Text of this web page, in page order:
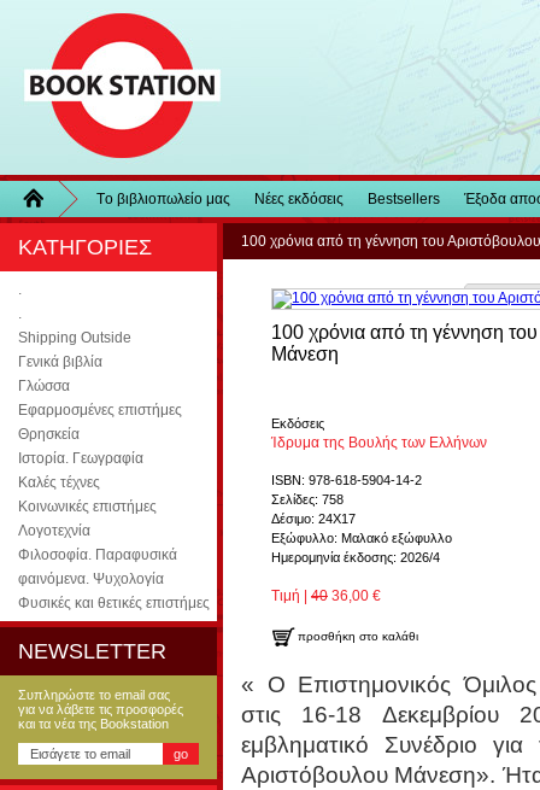
Τo βιβλιοπωλείo μας Νέες εκδόσεις Bestsellers Έξοδα
ΚΑΤΗΓΟΡΙΕΣ
.
.
Shipping Outside
Γενικά βιβλία
Γλώσσα
Εφαρμοσμένες επιστήμες
Θρησκεία
Ιστορία. Γεωγραφία
Καλές τέχνες
Κοινωνικές επιστήμες
Λογοτεχνία
Φιλοσοφία. Παραφυσικά
φαινόμενα. Ψυχολογία
Φυσικές και θετικές επιστήμες
NEWSLETTER
Συπληρώστε το email σας
για να λάβετε τις προσφορές
και τα νέα της Bookstation
100 χρόνια από τη γέννηση του
100 χρόνια από τη γέννηση
Μάνεση
Εκδόσεις
Ίδρυμα της Βουλής των Ελλήνων
ISBN: 978-618-5904-14-2
Σελίδες: 758
Δέσιμο: 24Χ17
Εξώφυλλο: Μαλακό εξώφυλλο
Ημερομηνία έκδοσης: 2026/4
Τιμή | 40 36,00 €
προσθήκη στο καλάθι
« Ο Επιστημονικός
στις 16-18 Δεκεμβρίου
εμβληματικό Συνέδριο
Αριστόβουλου Μάνεση».